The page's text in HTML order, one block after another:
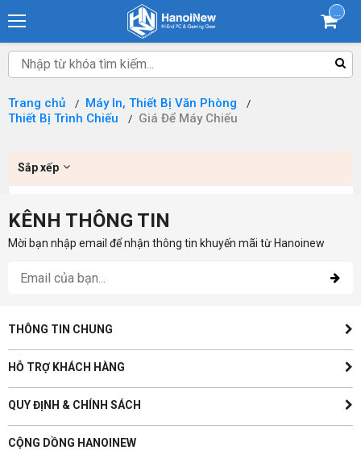
Trang chủ
Máy In, Thiết Bị Văn Phòng
Thiết Bị Trình Chiếu
Giá Để Máy Chiếu
Sắp xếp
KÊNH THÔNG TIN
Mời bạn nhập email để nhận thông tin khuyến mãi từ Hanoinew
THÔNG TIN CHUNG
HỖ TRỢ KHÁCH HÀNG
QUY ĐỊNH & CHÍNH SÁCH
CỘNG DỒNG HANOINEW